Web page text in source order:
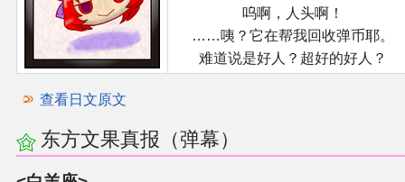
呜啊，人头啊！
……咦？它在帮我回收弹币耶。
难道说是好人？超好的好人？
查看日文原文
东方文果真报（弹幕）